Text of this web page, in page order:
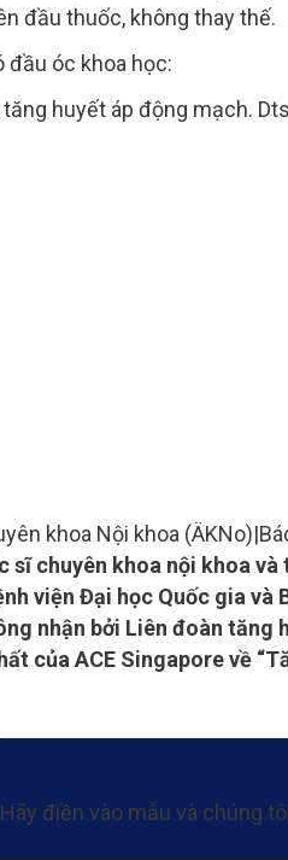
đầu thuốc, không thay thế.
đầu óc khoa học:
huyết áp động mạch.
khoa Nội khoa (ÄKNo)|
sĩ chuyên khoa nội khoa và
viện Đại học Quốc gia
nhận bởi Liên đoàn tăng
của ACE Singapore về
điền vào mẫu và chúng